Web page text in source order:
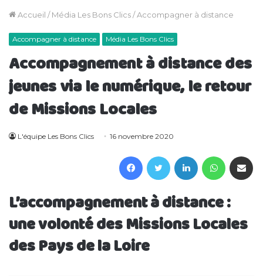
Accueil / Média Les Bons Clics/Accompagner à distance
Accompagner à distance Média Les Bons Clics
Accompagnement à distance des
jeunes via le numérique, le retour
de Missions Locales
L'équipe Les Bons Clics 16 novembre 2020
FacebookTwitter Linkedin
L’accompagnement à distance :
une volonté des Missions Locales
des Pays de la Loire